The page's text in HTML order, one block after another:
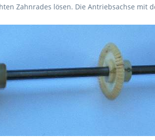
Zahnrades lösen. Die Antriebsachse mit